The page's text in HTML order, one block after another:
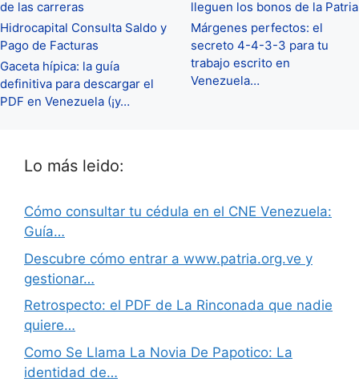
de las carreras
Hidrocapital Consulta Saldo y
Pago de Facturas
Gaceta hípica: la guía
definitiva para descargar el
PDF en Venezuela (¡y…
lleguen los bonos de la Patria
Márgenes perfectos: el
secreto 4-4-3-3 para tu
trabajo escrito en
Venezuela…
Lo más leido:
Cómo consultar tu cédula en el CNE Venezuela:
Guía…
Descubre cómo entrar a www.patria.org.ve y
gestionar…
Retrospecto: el PDF de La Rinconada que nadie
quiere…
Como Se Llama La Novia De Papotico: La
identidad de…